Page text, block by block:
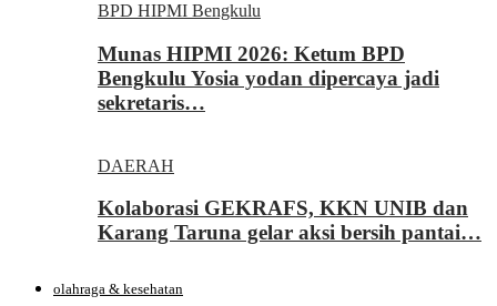
BPD HIPMI Bengkulu
Munas HIPMI 2026: Ketum BPD
Bengkulu Yosia yodan dipercaya jadi
sekretaris…
DAERAH
Kolaborasi GEKRAFS, KKN UNIB dan
Karang Taruna gelar aksi bersih pantai…
olahraga & kesehatan